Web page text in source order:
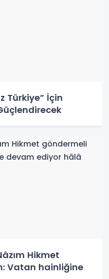
Türkiye” İçin
Hikmet
Vatan hainliğine